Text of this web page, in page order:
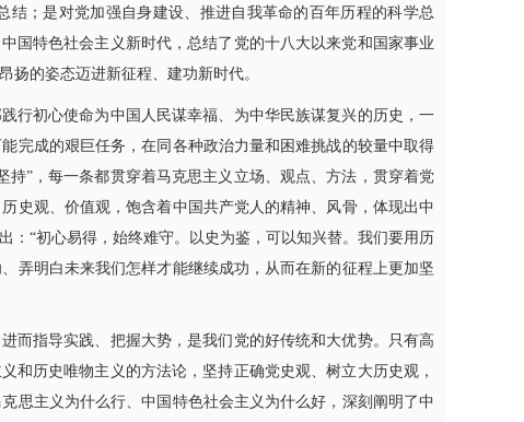
；是对党加强自身建设、推进自我革命的百年历程的科学总
国特色社会主义新时代，总结了党的十八大以来党和国家事业
扬的姿态迈进新征程、建功新时代。
初心使命为中国人民谋幸福、为中华民族谋复兴的历史，一
完成的艰巨任务，在同各种政治力量和困难挑战的较量中取得
”，每一条都贯穿着马克思主义立场、观点、方法，贯穿着党
史观、价值观，饱含着中国共产党人的精神、风骨，体现出中
：“初心易得，始终难守。以史为鉴，可以知兴替。我们要用历
弄明白未来我们怎样才能继续成功，从而在新的征程上更加坚
指导实践、把握大势，是我们党的好传统和大优势。只有高
和历史唯物主义的方法论，坚持正确党史观、树立大历史观，
思主义为什么行、中国特色社会主义为什么好，深刻阐明了中